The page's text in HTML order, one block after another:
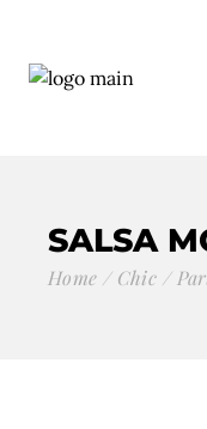
SALSA
Home Chic